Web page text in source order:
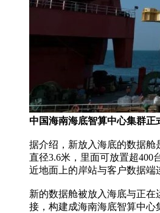
中国海南海底智算中心集群正
据介绍，新放入海底的数据舱
直径3.6米，里面可放置超400
近地面上的岸站与客户数据端
新的数据舱被放入海底与正
接，构建成海南海底智算中心